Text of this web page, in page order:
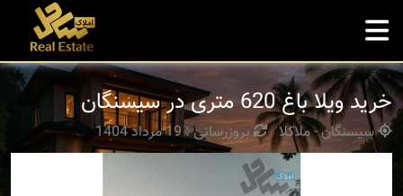
خرید ویلا باغ 620 متری در سیسنگان
سیسنگان - ملاکلا بروزرسانی : 19 مرداد 1404